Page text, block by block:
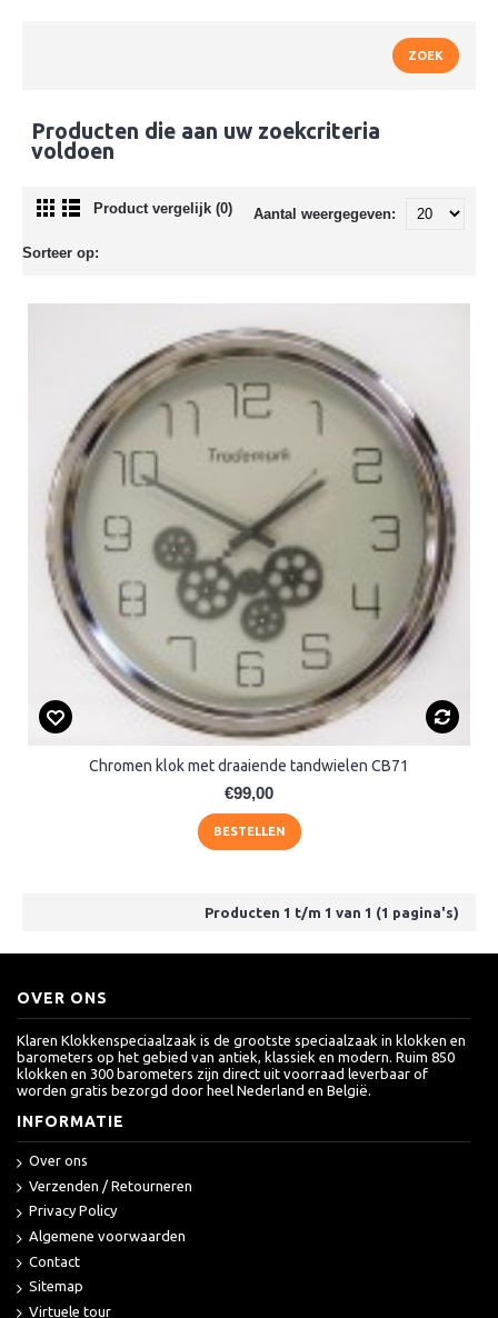
Producten die aan uw zoekcriteria
voldoen
Product vergelijk (0) Aantal weergegeven:
Sorteer op:
Chromen klok met draaiende tandwielen CB71
€99,00
BESTELLEN
Producten 1 t/m 1 van 1 (1 pagina's)
OVER ONS
Klaren Klokkenspeciaalzaak is de grootste speciaalzaak in klokken en
barometers op het gebied van antiek, klassiek en modern. Ruim 850
klokken en 300 barometers zijn direct uit voorraad leverbaar of
worden gratis bezorgd door heel Nederland en België.
INFORMATIE
Over ons
Verzenden / Retourneren
Privacy Policy
Algemene voorwaarden
Contact
Sitemap
Virtuele tour